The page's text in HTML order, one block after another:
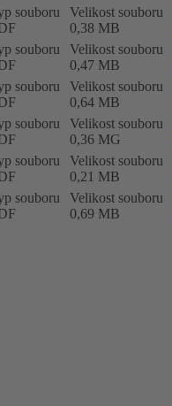
souboru
Velikost souboru
0,38 MB
souboru
Velikost souboru
0,47 MB
souboru
Velikost souboru
0,64 MB
souboru
Velikost souboru
0,36 MG
souboru
Velikost souboru
0,21 MB
souboru
Velikost souboru
0,69 MB